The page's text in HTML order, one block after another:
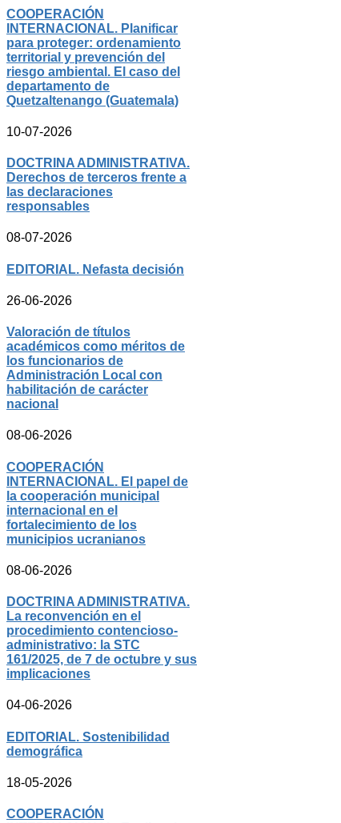
COOPERACIÓN
INTERNACIONAL. Planificar
para proteger: ordenamiento
territorial y prevención del
riesgo ambiental. El caso del
departamento de
Quetzaltenango (Guatemala)
10-07-2026
DOCTRINA ADMINISTRATIVA.
Derechos de terceros frente a
las declaraciones
responsables
08-07-2026
EDITORIAL. Nefasta decisión
26-06-2026
Valoración de títulos
académicos como méritos de
los funcionarios de
Administración Local con
habilitación de carácter
nacional
08-06-2026
COOPERACIÓN
INTERNACIONAL. El papel de
la cooperación municipal
internacional en el
fortalecimiento de los
municipios ucranianos
08-06-2026
DOCTRINA ADMINISTRATIVA.
La reconvención en el
procedimiento contencioso-
administrativo: la STC
161/2025, de 7 de octubre y sus
implicaciones
04-06-2026
EDITORIAL. Sostenibilidad
demográfica
18-05-2026
COOPERACIÓN